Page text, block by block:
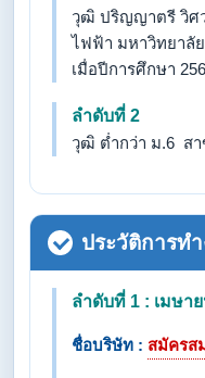
วุฒิ ปริญญาตรี วิศ
ไฟฟ้า มหาวิทยาลั
เมื่อปีการศึกษา
ลำดับที่ 2
วุฒิ ต่ำกว่า ม.6 ส
ประวัติการท
ลำดับที่ 1 : เมษา
ชื่อบริษัท : สมัครส